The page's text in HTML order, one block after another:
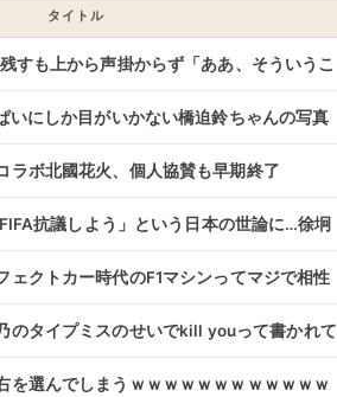
タイトル
すも上から声掛からず「ああ、そういうこ
いにしか目がいかない橋迫鈴ちゃんの写真
ラボ北國花火、個人協賛も早期終了
抗議しよう」という日本の世論に…徐坰
ていない」
ェクトカー時代のF1マシンってマジで相性
のタイプミスのせいでkill youって書かれて
を選んでしまうｗｗｗｗｗｗｗｗｗｗｗｗ